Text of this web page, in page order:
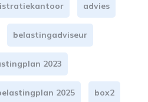
advies
belastingadviseur
2023
2025 box2